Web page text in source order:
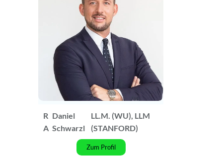
R
A
Daniel
Schwarzl
LL.M. (WU), LLM
(STANFORD)
Zum Profil